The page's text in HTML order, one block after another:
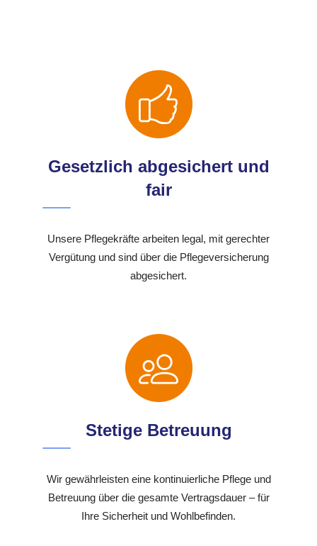
Gesetzlich abgesichert und
fair
Unsere Pflegekräfte arbeiten legal, mit gerechter
Vergütung und sind über die Pflegeversicherung
abgesichert.
Stetige Betreuung
Wir gewährleisten eine kontinuierliche Pflege und
Betreuung über die gesamte Vertragsdauer – für
Ihre Sicherheit und Wohlbefinden.